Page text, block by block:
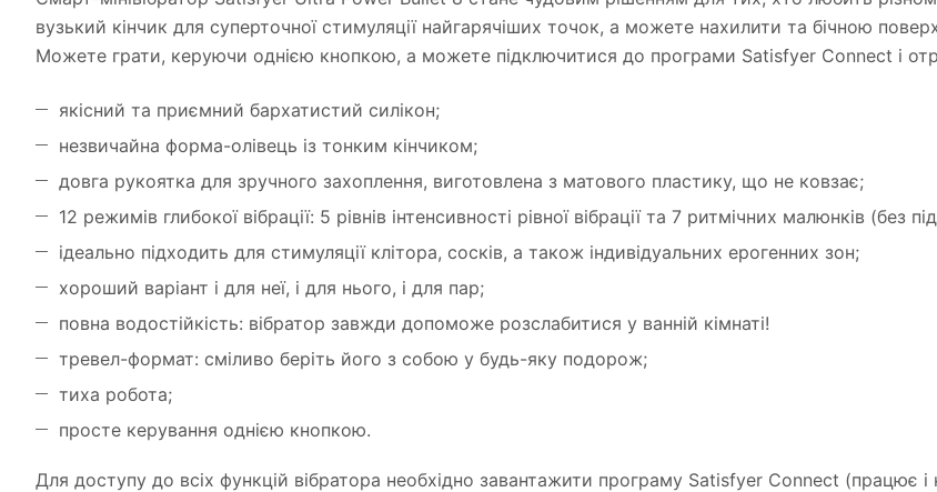
вузький кінчик для суперточної стимуляції найгарячіших точок, а можете нахилити та бічною
Можете грати, керуючи однією кнопкою, а можете підключитися до програми Satisfyer Connect і
якісний та приємний бархатистий силікон;
незвичайна форма-олівець із тонким кінчиком;
довга рукоятка для зручного захоплення, виготовлена ​​з матового пластику, що не ковзає;
12 режимів глибокої вібрації: 5 рівнів інтенсивності рівної вібрації та 7 ритмічних малюнків (без
ідеально підходить для стимуляції клітора, сосків, а також індивідуальних ерогенних зон;
хороший варіант і для неї, і для нього, і для пар;
повна водостійкість: вібратор завжди допоможе розслабитися у ванній кімнаті!
тревел-формат: сміливо беріть його з собою у будь-яку подорож;
тиха робота;
просте керування однією кнопкою.
Для доступу до всіх функцій вібратора необхідно завантажити програму Satisfyer Connect (працює і